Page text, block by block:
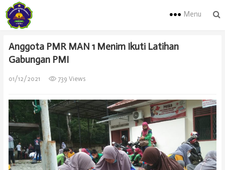
Menu
Anggota PMR MAN 1 Menim Ikuti Latihan
Gabungan PMI
01/12/2021 739 Views